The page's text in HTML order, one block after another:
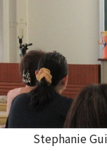
Stephanie